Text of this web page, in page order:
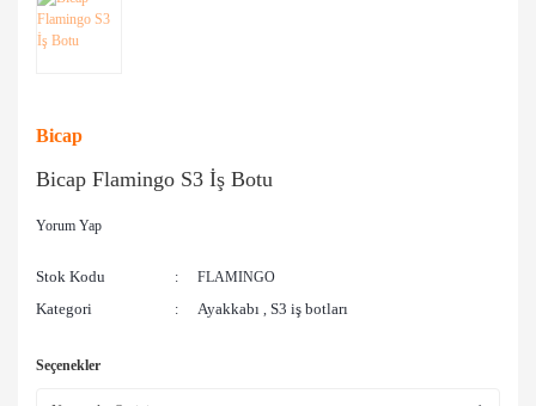
Bicap
Bicap Flamingo S3 İş Botu
Yorum Yap
Stok Kodu FLAMINGO
Kategori Ayakkabı ,S3 iş botları
Seçenekler